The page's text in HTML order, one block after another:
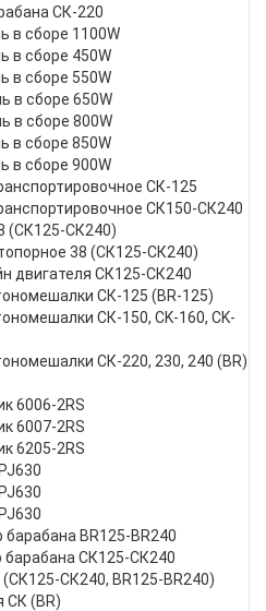
СК-220
в сборе 1100W
в сборе 450W
в сборе 550W
в сборе 650W
в сборе 800W
в сборе 850W
в сборе 900W
СК-125
СК150-СК240
(СК125-СК240)
38 (СК125-СК240)
двигателя СК125-СК240
СК-125 (BR-125)
СК-150, CK-160, CK-
СК-220, 230, 240 (BR)
6006-2RS
6007-2RS
6205-2RS
BR125-BR240
барабана СК125-СК240
СК240, BR125-BR240)
СК (BR)